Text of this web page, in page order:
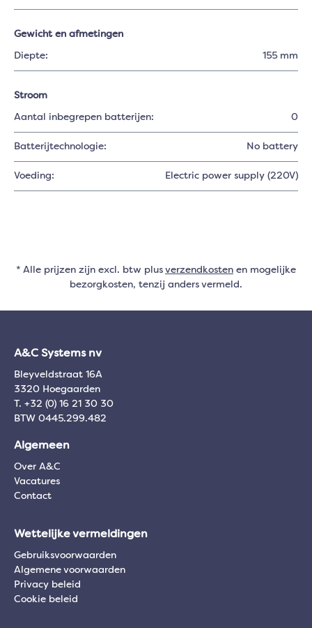
Gewicht en afmetingen
Diepte: 155 mm
Stroom
Aantal inbegrepen batterijen: 0
Batterijtechnologie: No battery
Voeding: Electric power supply (220V)
* Alle prijzen zijn excl. btw plus verzendkosten en mogelijke
bezorgkosten, tenzij anders vermeld.
A&C Systems nv
Bleyveldstraat 16A
3320 Hoegaarden
T. +32 (0) 16 21 30 30
BTW 0445.299.482
Algemeen
Over A&C
Vacatures
Contact
Wettelijke vermeldingen
Gebruiksvoorwaarden
Algemene voorwaarden
Privacy beleid
Cookie beleid